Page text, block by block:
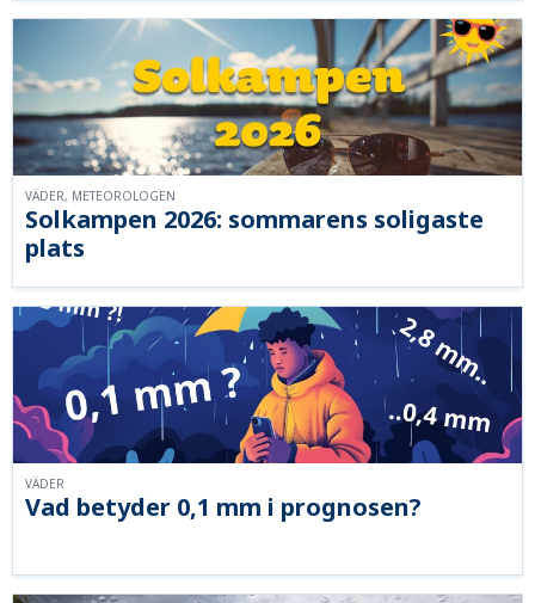
Solkampen 2026: sommarens soligaste
plats
VÄDER, METEOROLOGEN
Vad betyder 0,1 mm i prognosen?
VÄDER